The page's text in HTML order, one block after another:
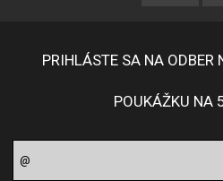
PRIHLÁSTE SA NA ODBER
POUKÁŽKU NA